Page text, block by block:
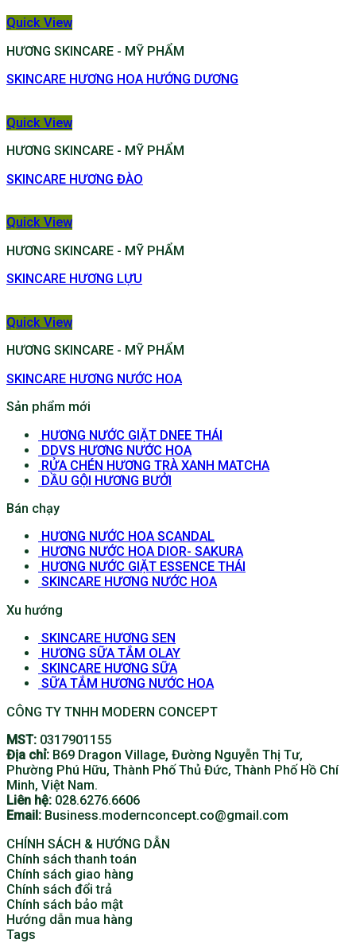
Quick View
HƯƠNG SKINCARE - MỸ PHẨM
SKINCARE HƯƠNG HOA HƯỚNG DƯƠNG
Quick View
HƯƠNG SKINCARE - MỸ PHẨM
SKINCARE HƯƠNG ĐÀO
Quick View
HƯƠNG SKINCARE - MỸ PHẨM
SKINCARE HƯƠNG LỰU
Quick View
HƯƠNG SKINCARE - MỸ PHẨM
SKINCARE HƯƠNG NƯỚC HOA
Sản phẩm mới
HƯƠNG NƯỚC GIẶT DNEE THÁI
DDVS HƯƠNG NƯỚC HOA
RỬA CHÉN HƯƠNG TRÀ XANH MATCHA
DẦU GỘI HƯƠNG BƯỞI
Bán chạy
HƯƠNG NƯỚC HOA SCANDAL
HƯƠNG NƯỚC HOA DIOR- SAKURA
HƯƠNG NƯỚC GIẶT ESSENCE THÁI
SKINCARE HƯƠNG NƯỚC HOA
Xu hướng
SKINCARE HƯƠNG SEN
HƯƠNG SỮA TẮM OLAY
SKINCARE HƯƠNG SỮA
SỮA TẮM HƯƠNG NƯỚC HOA
CÔNG TY TNHH MODERN CONCEPT
MST: 0317901155
Địa chỉ: B69 Dragon Village, Đường Nguyễn Thị Tư,
Phường Phú Hữu, Thành Phố Thủ Đức, Thành Phố Hồ Chí
Minh, Việt Nam.
Liên hệ: 028.6276.6606
Email: Business.modernconcept.co@gmail.com
CHÍNH SÁCH & HƯỚNG DẪN
Chính sách thanh toán
Chính sách giao hàng
Chính sách đổi trả
Chính sách bảo mật
Hướng dẫn mua hàng
Tags